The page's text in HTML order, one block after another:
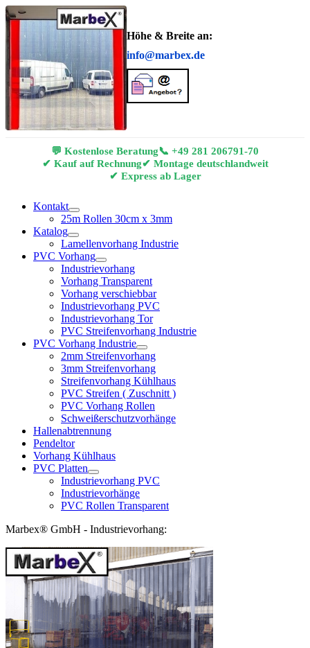
Höhe & Breite an:
info@marbex.de
💬 Kostenlose Beratung📞 +49 281 206791-70
✔ Kauf auf Rechnung✔ Montage deutschlandweit
✔ Express ab Lager
Kontakt
25m Rollen 30cm x 3mm
Katalog
Lamellenvorhang Industrie
PVC Vorhang
Industrievorhang
Vorhang Transparent
Vorhang verschiebbar
Industrievorhang PVC
Industrievorhang Tor
PVC Streifenvorhang Industrie
PVC Vorhang Industrie
2mm Streifenvorhang
3mm Streifenvorhang
Streifenvorhang Kühlhaus
PVC Streifen ( Zuschnitt )
PVC Vorhang Rollen
Schweißerschutzvorhänge
Hallenabtrennung
Pendeltor
Vorhang Kühlhaus
PVC Platten
Industrievorhang PVC
Industrievorhänge
PVC Rollen Transparent
Marbex® GmbH - Industrievorhang: